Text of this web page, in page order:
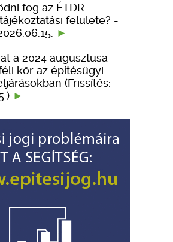
fog az ÉTDR
felülete? -
a 2024 augusztusa
kör az építésügyi
(Frissítés: